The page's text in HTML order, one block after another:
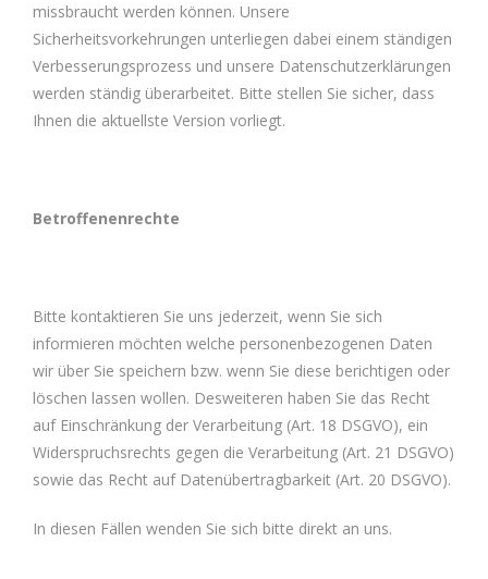
missbraucht werden können. Unsere
Sicherheitsvorkehrungen unterliegen dabei einem ständigen
Verbesserungsprozess und unsere Datenschutzerklärungen
werden ständig überarbeitet. Bitte stellen Sie sicher, dass
Ihnen die aktuellste Version vorliegt.
Betroffenenrechte
Bitte kontaktieren Sie uns jederzeit, wenn Sie sich
informieren möchten welche personenbezogenen Daten
wir über Sie speichern bzw. wenn Sie diese berichtigen oder
löschen lassen wollen. Desweiteren haben Sie das Recht
auf Einschränkung der Verarbeitung (Art. 18 DSGVO), ein
Widerspruchsrechts gegen die Verarbeitung (Art. 21 DSGVO)
sowie das Recht auf Datenübertragbarkeit (Art. 20 DSGVO).
In diesen Fällen wenden Sie sich bitte direkt an uns.